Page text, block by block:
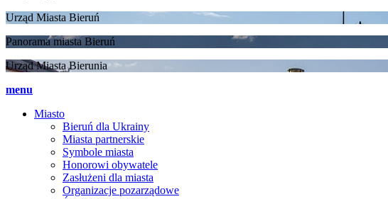
Urząd Miasta Bieruń
Panorama miasta Bieruń
Urząd Miasta Bierunia
menu
Miasto
Bieruń dla Ukrainy
Miasta partnerskie
Symbole miasta
Honorowi obywatele
Zasłużeni dla miasta
Organizacje pozarządowe